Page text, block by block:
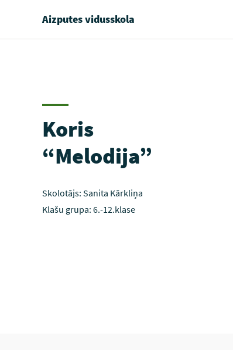
Aizputes vidusskola
Koris
“Melodija”
Skolotājs: Sanita Kārkliņa
Klašu grupa: 6.-12.klase